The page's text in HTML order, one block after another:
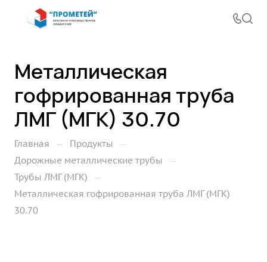
Металлическая
гофрированная труба
ЛМГ (МГК) 30.70
Главная — Продукты —
Дорожные металлические трубы —
Трубы ЛМГ (МГК) —
Металлическая гофрированная труба ЛМГ (МГК)
30.70